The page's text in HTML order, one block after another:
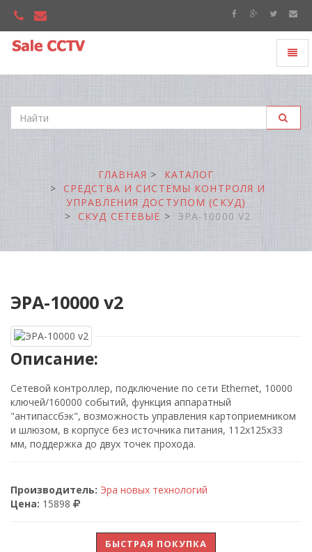
CCTV"
ГЛАВНАЯ
КАТАЛОГ
СРЕДСТВА И СИСТЕМЫ КОНТРОЛЯ И
УПРАВЛЕНИЯ ДОСТУПОМ (СКУД)
СКУД СЕТЕВЫЕ
ЭРА-10000 V2
ЭРА-10000 v2
Описание:
Сетевой контроллер, подключение по сети Ethernet, 10000
ключей/160000 событий, функция аппаратный
"антипассбэк", возможность управления картоприемником
и шлюзом, в корпусе без источника питания, 112х125х33
мм, поддержка до двух точек прохода.
Производитель: Эра новых технологий
Цена: 15898
БЫСТРАЯ ПОКУПКА